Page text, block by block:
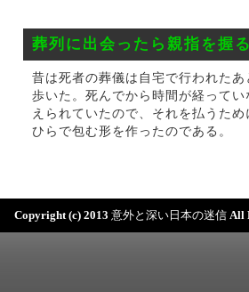
葬列に出会ったら親指を握る
昔は死者の葬儀は自宅で行われた
歩いた。死んでから時間が経って
えられていたので、それを払うた
ひらで包む形を作ったのである。
Copyright (c) 2013 意外と深い日本の迷信 All